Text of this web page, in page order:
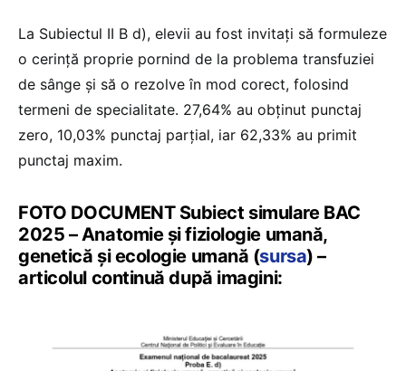
La Subiectul II B d), elevii au fost invitați să formuleze
o cerință proprie pornind de la problema transfuziei
de sânge și să o rezolve în mod corect, folosind
termeni de specialitate. 27,64% au obținut punctaj
zero, 10,03% punctaj parțial, iar 62,33% au primit
punctaj maxim.
FOTO DOCUMENT Subiect simulare BAC
2025 – Anatomie și fiziologie umană,
genetică și ecologie umană (sursa) –
articolul continuă după imagini: